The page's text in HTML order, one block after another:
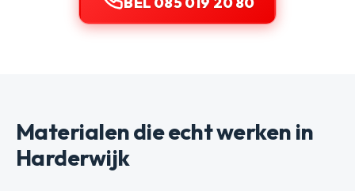
Materialen die echt werken in
Harderwijk